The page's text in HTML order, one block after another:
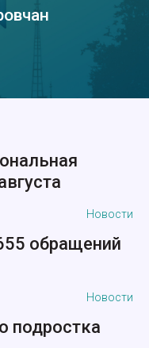
Новости
обращений
Новости
подростка